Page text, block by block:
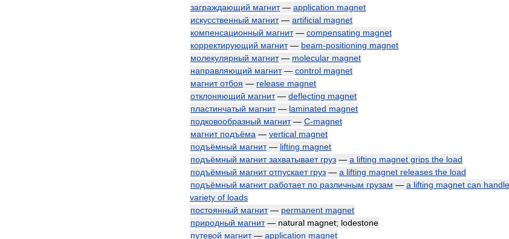
заграждающий магнит — application magnet
искусственный магнит— artificial magnet
компенсационный магнит— compensating magnet
корректирующий магнит — beam-positioning magnet
молекулярный магнит— molecular magnet
направляющий магнит— control magnet
магнит отбоя — release magnet
отклоняющий магнит— deflecting magnet
пластинчатый магнит— laminated magnet
подковообразный магнит— C-magnet
магнит подъёма — vertical magnet
подъёмный магнит — lifting magnet
подъёмный магнит захватывает груз — a lifting magnet grips the load
подъёмный магнит отпускает груз — a lifting magnet releases the load
подъёмный магнит работает по различным грузам — a lifting magnet can handle
variety of loads
постоянный магнит— permanent magnet
природный магнит— natural magnet; lodestone
путевой магнит — application magnet